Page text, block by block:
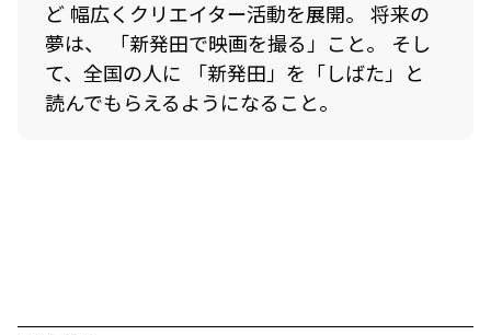
ど 幅広くクリエイター活動を展開。 将来の
夢は、 「新発田で映画を撮る」こと。 そし
て、全国の人に 「新発田」を「しばた」と
読んでもらえるようになること。